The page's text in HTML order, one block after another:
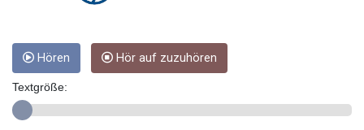
GEL 3.013725
GGP 0.856077
Hören Hör auf zuzuhören
Textgröße: